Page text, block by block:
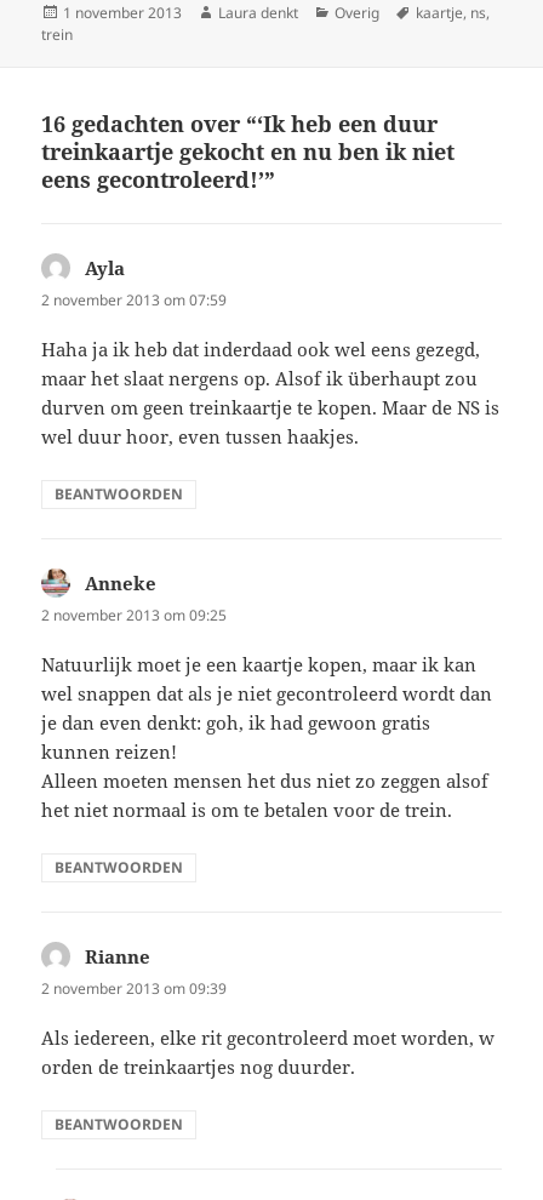
Geplaatst
op
1 november 2013 Auteur
Laura denkt Categorieën
Overig Tags
kaartje, ns,
trein
16 gedachten over “‘Ik heb een duur
treinkaartje gekocht en nu ben ik niet
eens gecontroleerd!’”
Ayla
2 november 2013 om 07:59
Haha ja ik heb dat inderdaad ook wel eens gezegd,
maar het slaat nergens op. Alsof ik überhaupt zou
durven om geen treinkaartje te kopen. Maar de NS is
wel duur hoor, even tussen haakjes.
BEANTWOORDEN
Anneke
2 november 2013 om 09:25
Natuurlijk moet je een kaartje kopen, maar ik kan
wel snappen dat als je niet gecontroleerd wordt dan
je dan even denkt: goh, ik had gewoon gratis
kunnen reizen!
Alleen moeten mensen het dus niet zo zeggen alsof
het niet normaal is om te betalen voor de trein.
BEANTWOORDEN
Rianne
2 november 2013 om 09:39
Als iedereen, elke rit gecontroleerd moet worden, w
orden de treinkaartjes nog duurder.
BEANTWOORDEN